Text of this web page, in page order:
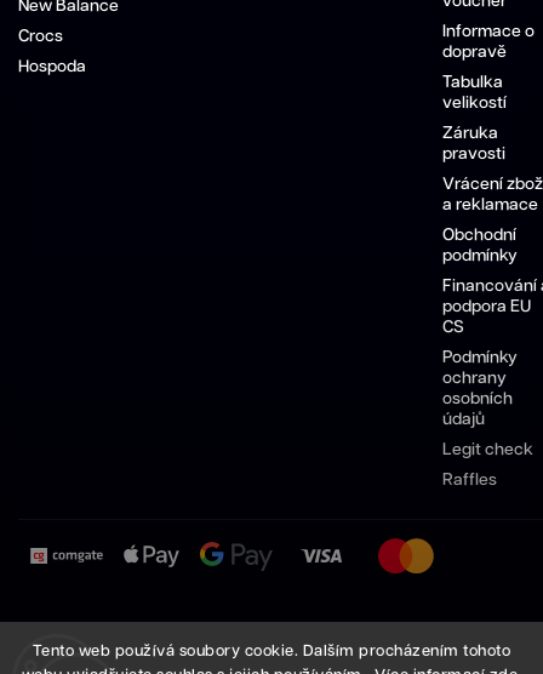
Tento web používá soubory cookie. Dalším procházením tohoto
New Balance
Crocs
Hospoda
Informace o
dopravě
Tabulka
velikostí
Záruka
pravosti
Vrácení
a reklamace
Obchodní
podmínky
Financování
podpora EU
CS
Podmínky
ochrany
osobních
údajů
Legit check
Raffles
Pánské
boty
Dámské
boty
Sneakersy
Nike
Pánské
boty
Dámské
boty